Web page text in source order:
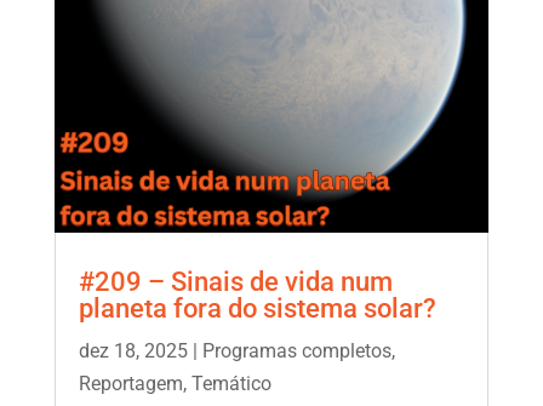
#209 – Sinais de vida num
planeta fora do sistema solar?
dez 18, 2025| Programas completos,
Reportagem, Temático